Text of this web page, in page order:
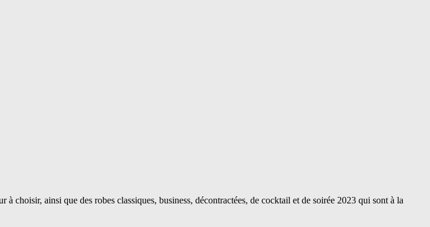
choisir, ainsi que des robes classiques, business, décontractées, de cocktail et de soirée 2023 qui sont à la